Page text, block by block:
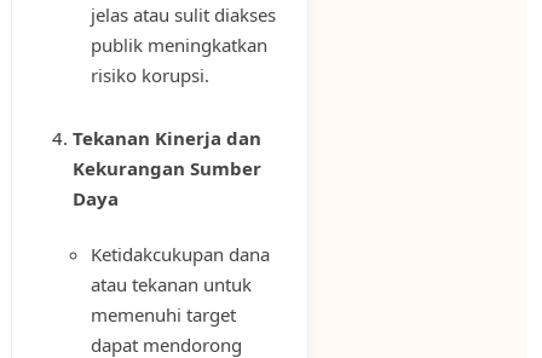
jelas atau sulit diakses
publik meningkatkan
risiko korupsi.
Tekanan Kinerja dan
Kekurangan Sumber
Daya
Ketidakcukupan dana
atau tekanan untuk
memenuhi target
dapat mendorong